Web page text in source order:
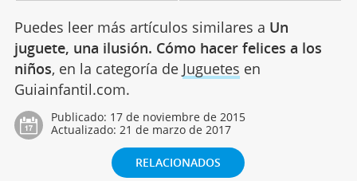
Puedes leer más artículos similares a Un
juguete, una ilusión. Cómo hacer felices a los
niños, en la categoría de Juguetes en
Guiainfantil.com.
Publicado: 17 de noviembre de 2015
Actualizado: 21 de marzo de 2017
RELACIONADOS